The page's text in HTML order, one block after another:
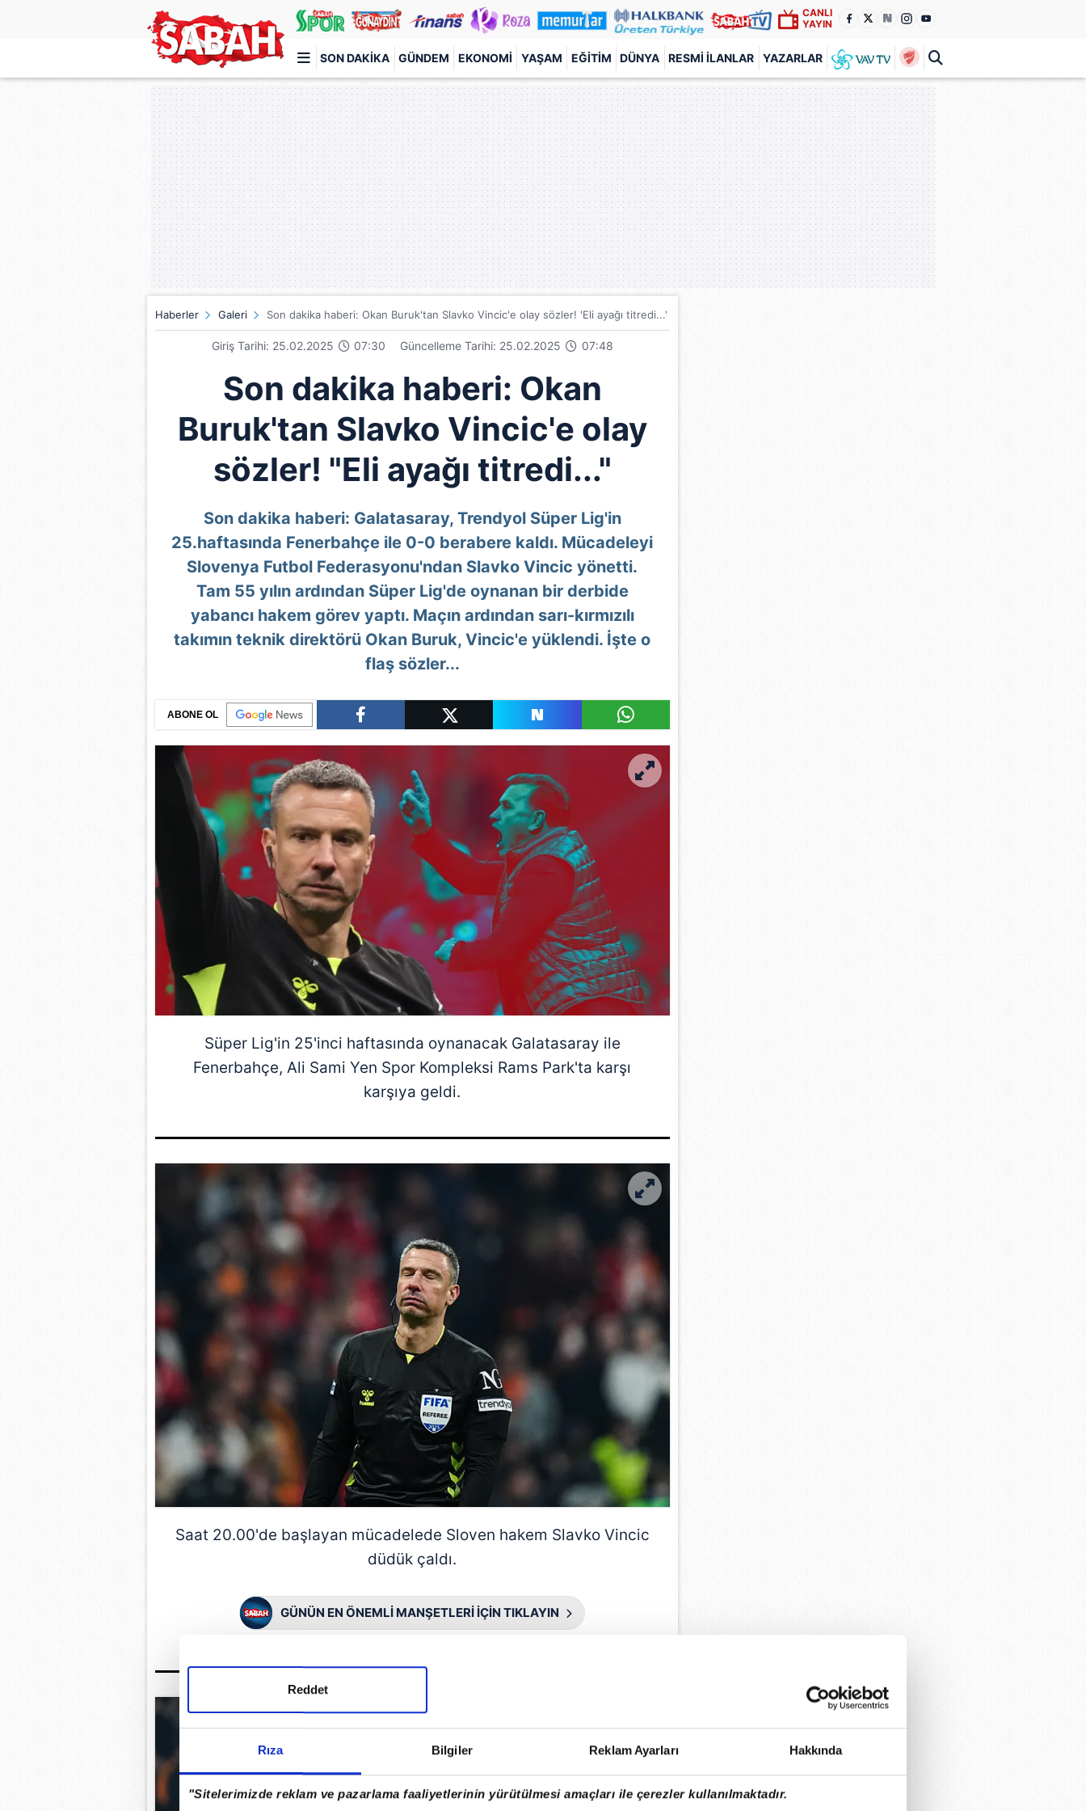
Rıza Bilgiler Reklam Ayarları Hakkında
"Sitelerimizde reklam ve pazarlama faaliyetlerinin yürütülmesi amaçları ile çerezler kullanılmaktadır.
Reddet
CANLI
YAYIN
SON DAKIKA GÜNDEM EKONOMI YAŞAM EĞITIM DÜNYA RESMI İLANLAR YAZARLAR
Türkiye'nin en iyi haber sitesi
Haberler Galeri Son dakika haberi: Okan Buruk'tan Slavko Vincic'e olay sözler! 'Eli ayağı titredi...'
Giriş Tarihi: 25.02.2025 07:30 Güncelleme Tarihi: 25.02.2025 07:48
Son dakika haberi: Okan
Buruk'tan Slavko Vincic'e olay
sözler! "Eli ayağı titredi..."
Son dakika haberi: Galatasaray, Trendyol Süper Lig'in
25.haftasında Fenerbahçe ile 0-0 berabere kaldı. Mücadeleyi
Slovenya Futbol Federasyonu'ndan Slavko Vincic yönetti.
Tam 55 yılın ardından Süper Lig'de oynanan bir derbide
yabancı hakem görev yaptı. Maçın ardından sarı-kırmızılı
takımın teknik direktörü Okan Buruk, Vincic'e yüklendi. İşte o
flaş sözler...
ABONE OL
Süper Lig'in 25'inci haftasında oynanacak Galatasaray ile
Fenerbahçe,Ali Sami Yen Spor Kompleksi Rams Park'ta karşı
karşıya geldi.
Saat 20.00'de başlayan mücadelede Sloven hakem Slavko Vincic
düdük çaldı.
GÜNÜN EN ÖNEMLİ MANŞETLERİ İÇİN TIKLAYIN